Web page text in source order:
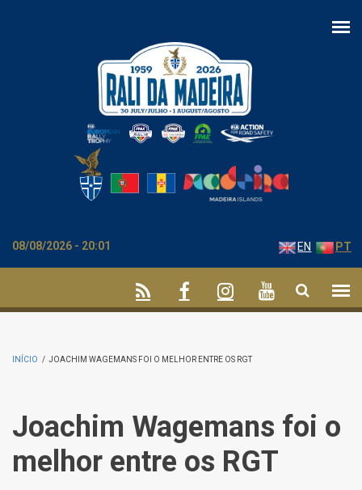
08/08/2026 - 20:01 EN PT
INÍCIO / JOACHIM WAGEMANS FOI O MELHOR ENTRE OS RGT
Joachim Wagemans foi o
melhor entre os RGT